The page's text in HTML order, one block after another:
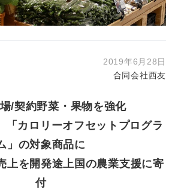
2019年6月28日
合同会社西友
/契約野菜・果物を強化
「カロリーオフセットプログラ
」の対象商品に
上を開発途上国の農業支援に寄
付